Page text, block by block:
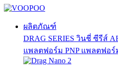
ผลิตภัณฑ์
DRAG SERIES วินชี่ ซีรีส์
แพลตฟอร์ม PNP แพลตฟอร์